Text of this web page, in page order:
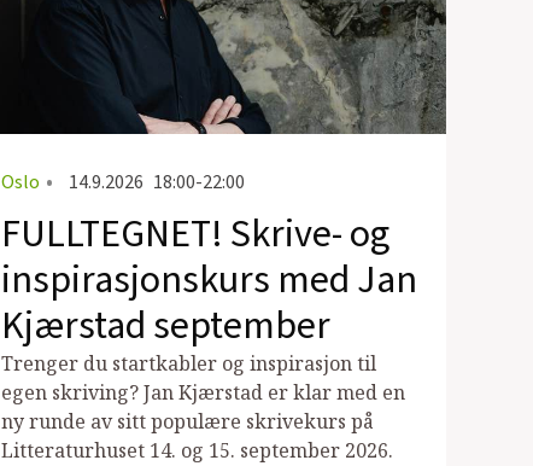
Oslo • 14.9.2026 18:00-22:00
FULLTEGNET! Skrive- og
inspirasjonskurs med Jan
Kjærstad september
Trenger du startkabler og inspirasjon til
egen skriving? Jan Kjærstad er klar med en
ny runde av sitt populære skrivekurs på
Litteraturhuset 14. og 15. september 2026.